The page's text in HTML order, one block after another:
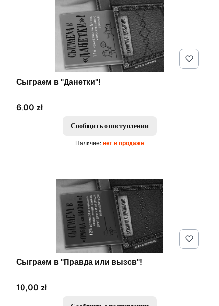
Сыграем в "Данетки"!
Цена
6,00 zł
Сообщить о поступлении
Наличие: нет в продаже
Сыграем в "Правда или вызов"!
Цена
10,00 zł